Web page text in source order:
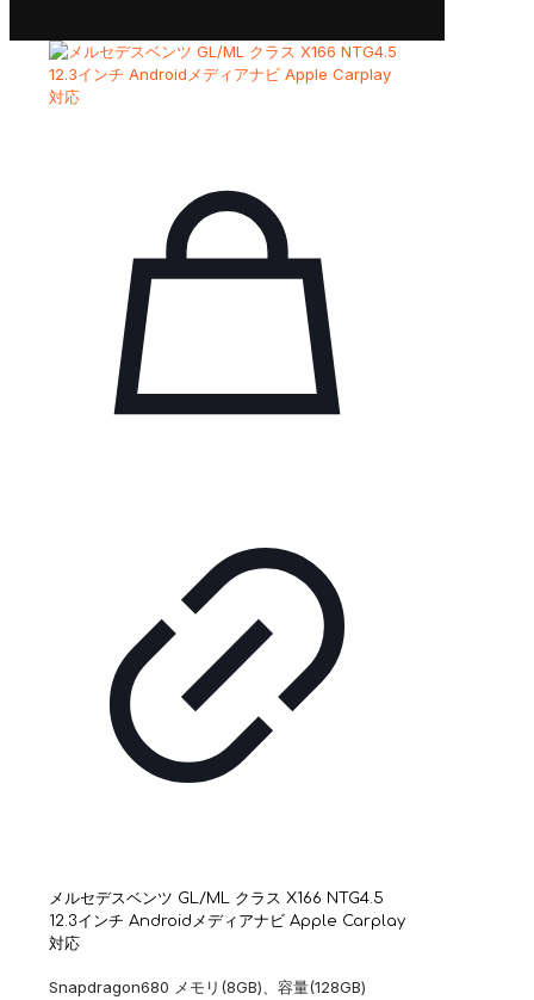
メルセデスベンツ GL/ML クラス X166 NTG4.5
12.3インチ Androidメディアナビ Apple Carplay
対応
Snapdragon680 メモリ(8GB)、容量(128GB)